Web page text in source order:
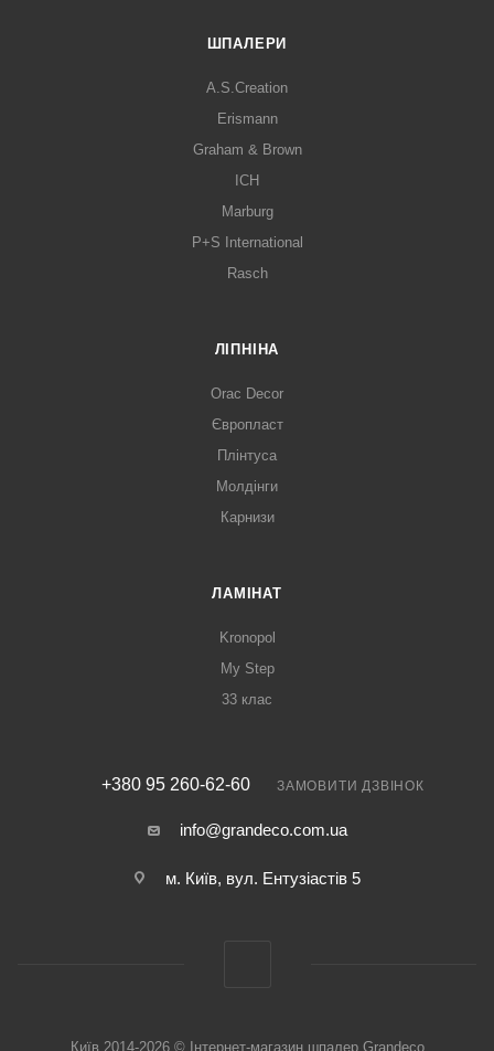
ШПАЛЕРИ
A.S.Creation
Erismann
Graham & Brown
ICH
Marburg
P+S International
Rasch
ЛІПНІНА
Orac Decor
Європласт
Плінтуса
Молдінги
Карнизи
ЛАМІНАТ
Kronopol
My Step
33 клас
+380 95 260-62-60 ЗАМОВИТИ ДЗВІНОК
info@grandeco.com.ua
м. Київ, вул. Ентузіастів 5
Київ 2014-2026 © Інтернет-магазин шпалер Grandeco